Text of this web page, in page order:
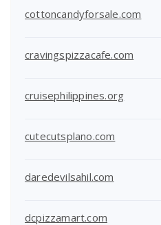
cottoncandyforsale.com
cravingspizzacafe.com
cruisephilippines.org
cutecutsplano.com
daredevilsahil.com
dcpizzamart.com